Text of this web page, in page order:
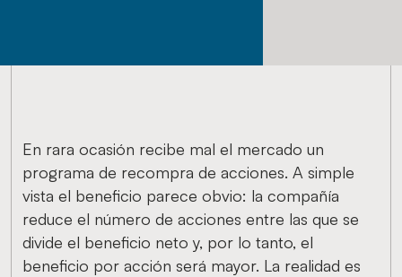
En rara ocasión recibe mal el mercado un
programa de recompra de acciones. A simple
vista el beneficio parece obvio: la compañía
reduce el número de acciones entre las que se
divide el beneficio neto y, por lo tanto, el
beneficio por acción será mayor. La realidad es